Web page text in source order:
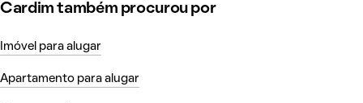
Cardim também procurou por
Imóvel para alugar
Apartamento para alugar